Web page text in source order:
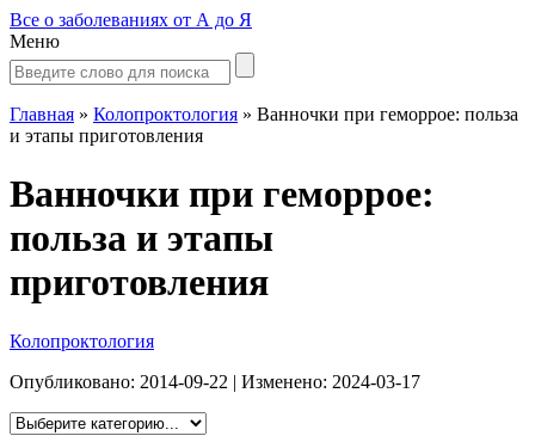
Все о заболеваниях от А до Я
Меню
Главная » Колопроктология » Ванночки при геморрое: польза
и этапы приготовления
Ванночки при геморрое:
польза и этапы
приготовления
Колопроктология
Опубликовано: 2014-09-22 | Изменено: 2024-03-17